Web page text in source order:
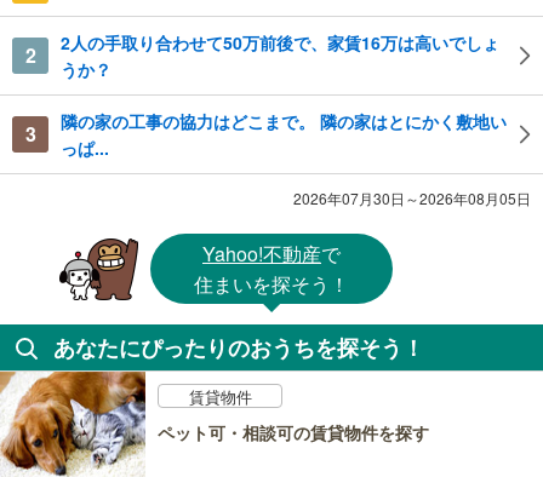
2
2人の手取り合わせて50万前後で、家賃16万は高いでしょ
うか？
3
隣の家の工事の協力はどこまで。 隣の家はとにかく敷地い
っぱ...
2026年07月30日～2026年08月05日
Yahoo!不動産で
住まいを探そう！
あなたにぴったりのおうちを探そう！
賃貸物件
ペット可・相談可の賃貸物件を探す